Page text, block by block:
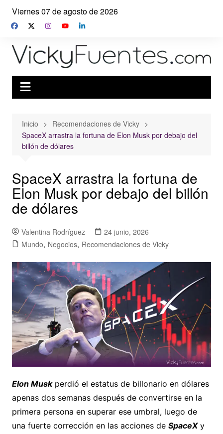
Saltar
contenido
Viernes 07 de agosto de 2026
Inicio
Recomendaciones de Vicky
SpaceX arrastra la fortuna de Elon Musk por debajo del
billón de dólares
SpaceX arrastra la fortuna de
Elon Musk por debajo del billón
de dólares
Valentina Rodríguez
24 junio, 2026
Mundo, Negocios, Recomendaciones de Vicky
Elon Muskperdió el estatus de billonario en dólares
apenas dos semanas después de convertirse en la
primera persona en superar ese umbral, luego de
una fuerte corrección en las acciones de SpaceXy